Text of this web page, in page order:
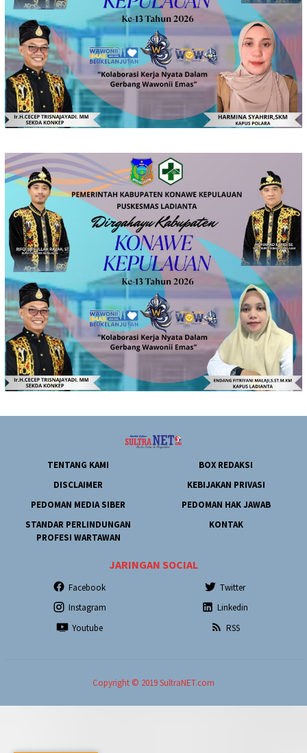
TENTANG KAMI
BOX REDAKSI
DISCLAIMER
KEBIJAKAN PRIVASI
PEDOMAN MEDIA SIBER
PEDOMAN HAK JAWAB
STANDAR PERLINDUNGAN
PROFESI WARTAWAN
KONTAK
JARINGAN SOCIAL
Facebook
Twitter
Instagram
Linkedin
Youtube
RSS
Copyright © 2019 SultraNET.com